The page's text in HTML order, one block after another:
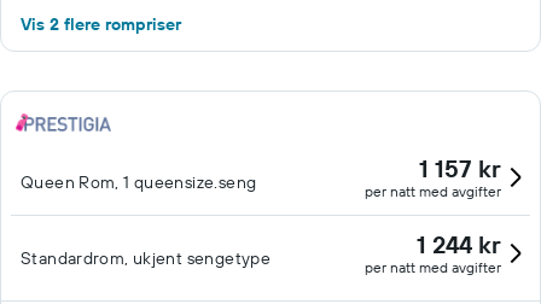
Vis 2 flere rompriser
Queen Rom, 1 queensize.seng 1 157 kr
per natt med avgifter
Standardrom, ukjent sengetype 1 244 kr
per natt med avgifter